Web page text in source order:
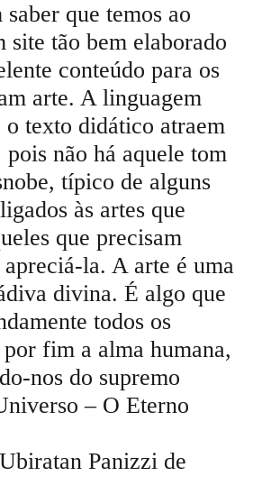
que temos ao
site tão bem elaborado
conteúdo para os
arte. A linguagem
o texto didático atraem
não há aquele tom
típico de alguns
às artes que
que precisam
apreciá-la. A arte é uma
divina. É algo que
todos os
por fim a alma humana,
nos do supremo
– O Eterno
Panizzi de